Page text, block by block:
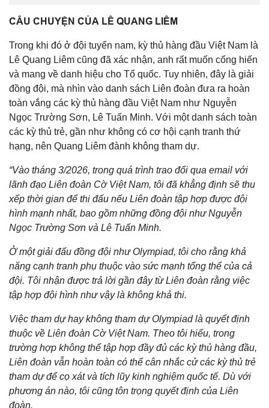
CÂU CHUYỆN CỦA LÊ QUANG LIÊM
Trong khi đó ở đội tuyển nam, kỳ thủ hàng đầu Việt Nam là
Lê Quang Liêm cũng đã xác nhận, anh rất muốn cống hiến
và mang về danh hiệu cho Tổ quốc. Tuy nhiên, đây là giải
đồng đội, mà nhìn vào danh sách Liên đoàn đưa ra hoàn
toàn vắng các kỳ thủ hàng đầu Việt Nam như Nguyễn
Ngọc Trường Sơn, Lê Tuấn Minh. Với một danh sách toàn
các kỳ thủ trẻ, gần như không có cơ hội cạnh tranh thứ
hạng, nên Quang Liêm đành không tham dự.
“Vào tháng 3/2026, trong quá trình trao đổi qua email với
lãnh đạo Liên đoàn Cờ Việt Nam, tôi đã khẳng định sẽ thu
xếp thời gian để thi đấu nếu Liên đoàn tập hợp được đội
hình mạnh nhất, bao gồm những đồng đội như Nguyễn
Ngọc Trường Sơn và Lê Tuấn Minh.
Ở một giải đấu đồng đội như Olympiad, tôi cho rằng khả
năng cạnh tranh phụ thuộc vào sức mạnh tổng thể của cả
đội. Tôi nhận được trả lời gần đây từ Liên đoàn rằng việc
tập hợp đội hình như vậy là không khả thi.
Việc tham dự hay không tham dự Olympiad là quyết định
thuộc về Liên đoàn Cờ Việt Nam. Theo tôi hiểu, trong
trường hợp không thể tập hợp đầy đủ các kỳ thủ hàng đầu,
Liên đoàn vẫn hoàn toàn có thể cân nhắc cử các kỳ thủ trẻ
tham dự để cọ xát và tích lũy kinh nghiệm quốc tế. Dù với
phương án nào, tôi cũng tôn trọng quyết định của Liên
đoàn.